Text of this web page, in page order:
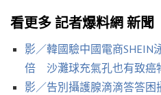
看更多 記者爆料網 新聞
影／韓國驗中國電商SHEIN
倍 沙灘球充氣孔也有致癌
影／告別攝護腺滴滴答答